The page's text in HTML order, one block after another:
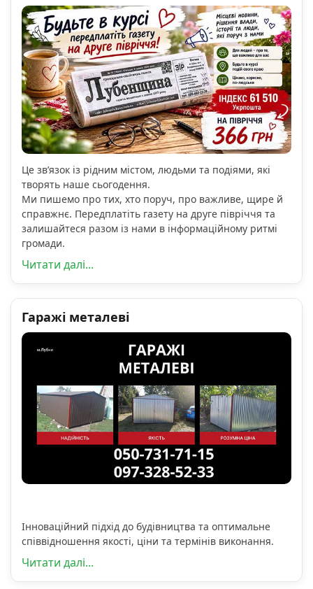
Це зв’язок із рідним містом, людьми та подіями, які
творять наше сьогодення.
Ми пишемо про тих, хто поруч, про важливе, щире й
справжнє. Передплатіть газету на друге півріччя та
залишайтеся разом із нами в інформаційному ритмі
громади.
Читати далі...
Гаражі металеві
Інноваційний підхід до будівництва та оптимальне
співвідношення якості, ціни та термінів виконання.
Читати далі...